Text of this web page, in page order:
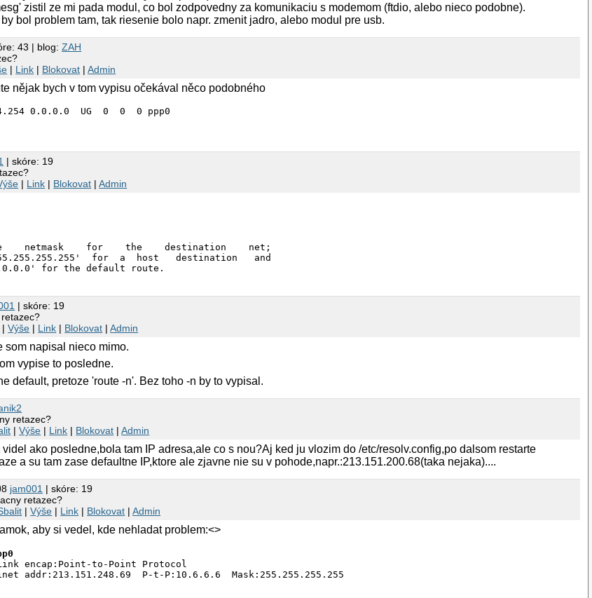
zistil ze mi pada modul, co bol zodpovedny za komunikaciu s modemom (ftdio, alebo nieco podobne).
bol problem tam, tak riesenie bolo napr. zmenit jadro, alebo modul pre usb.
43 | blog:ZAH
| Link | Blokovat |Admin
nějak bych v tom vypisu očekával něco podobného
| skóre: 19
| Link | Blokovat |Admin
netmask    for    the    destination    net;
for  a  host   destination   and
| skóre: 19
|Výše | Link | Blokovat |Admin
som napisal nieco mimo.
vypise to posledne.
default, pretoze 'route -n'. Bez toho -n by to vypisal.
retazec?
|Výše | Link | Blokovat |Admin
videl ako posledne,bola tam IP adresa,ale co s nou?Aj ked ju vlozim do /etc/resolv.config,po dalsom restarte
a su tam zase defaultne IP,ktore ale zjavne nie su v pohode,napr.:213.151.200.68(taka nejaka)....
jam001 | skóre: 19
retazec?
|Výše | Link | Blokovat |Admin
aby si vedel, kde nehladat problem:<>
encap:Point-to-Point Protocol
addr:213.151.248.69  P-t-P:10.6.6.6  Mask:255.255.255.255